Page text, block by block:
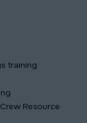
training
Resource